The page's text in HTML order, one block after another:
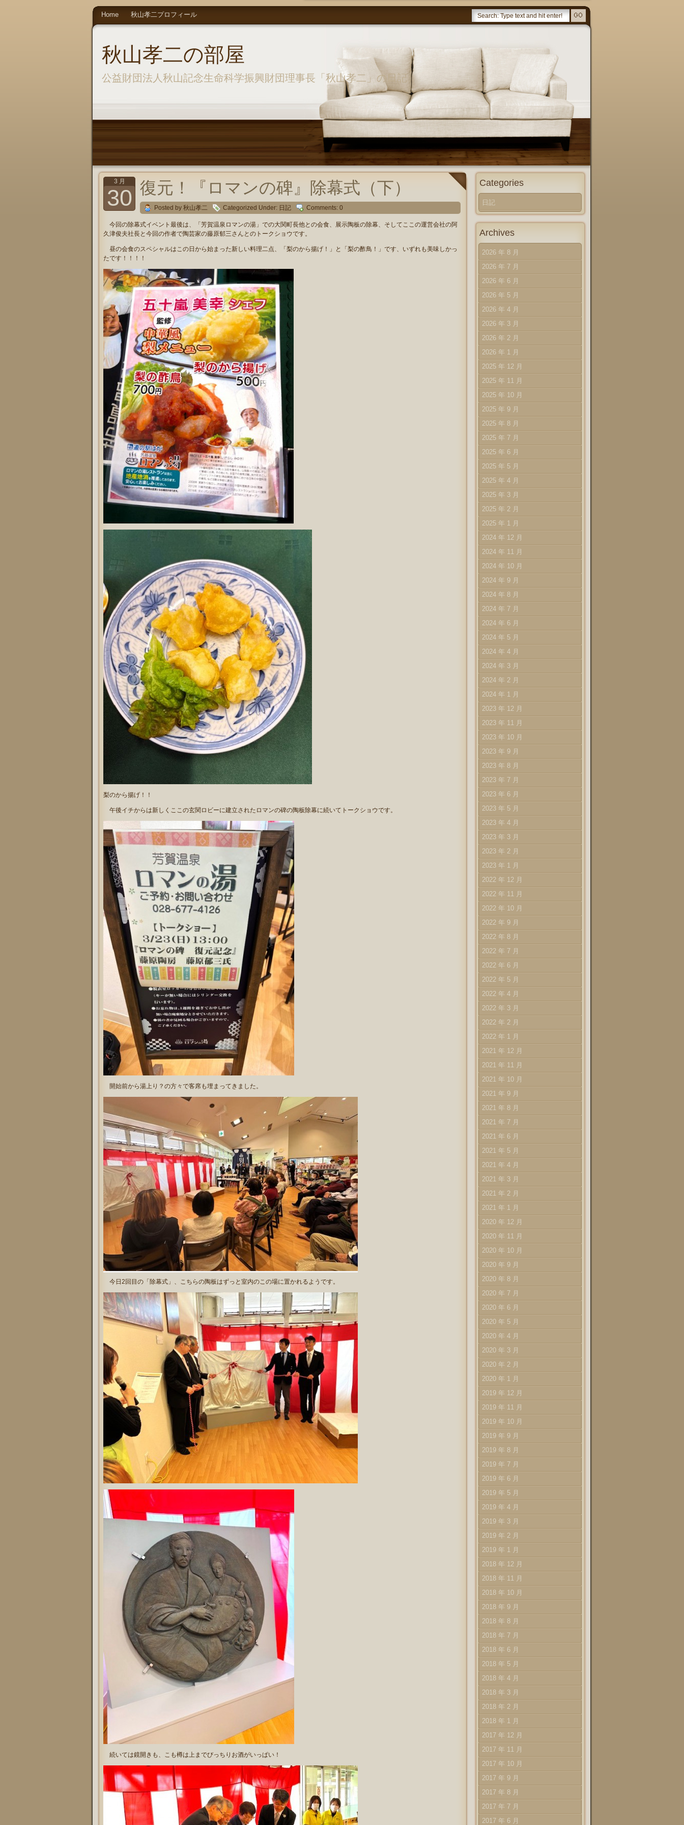
秋山孝二の部屋
公益財団法人秋山記念生命科学振興財団理事長「秋山孝二」の日記
Home 秋山孝二プロフィール
3 月
30 復元！『ロマンの碑』除幕式（下）
Posted by 秋山孝二 Categorized Under: 日記 Comments: 0
今回の除幕式イベント最後は、「芳賀温泉ロマンの湯」での大関町長他との会食、展示陶板の除幕、そしてここの運営会社の阿
久津俊夫社長と今回の作者で陶芸家の藤原郁三さんとのトークショウです。
昼の会食のスペシャルはこの日から始まった新しい料理二点、「梨のから揚げ！」と「梨の酢鳥！」です、いずれも美味しかっ
たです！！！！
梨のから揚げ！！
午後イチからは新しくここの玄関ロビーに建立されたロマンの碑の陶板除幕に続いてトークショウです。
開始前から湯上り？の方々で客席も埋まってきました。
今日2回目の「除幕式」、こちらの陶板はずっと室内のこの場に置かれるようです。
続いては鏡開きも、こも樽は上までびっちりお酒がいっぱい！
Categories
日記
Archives
2026 年 8 月
2026 年 7 月
2026 年 6 月
2026 年 5 月
2026 年 4 月
2026 年 3 月
2026 年 2 月
2026 年 1 月
2025 年 12 月
2025 年 11 月
2025 年 10 月
2025 年 9 月
2025 年 8 月
2025 年 7 月
2025 年 6 月
2025 年 5 月
2025 年 4 月
2025 年 3 月
2025 年 2 月
2025 年 1 月
2024 年 12 月
2024 年 11 月
2024 年 10 月
2024 年 9 月
2024 年 8 月
2024 年 7 月
2024 年 6 月
2024 年 5 月
2024 年 4 月
2024 年 3 月
2024 年 2 月
2024 年 1 月
2023 年 12 月
2023 年 11 月
2023 年 10 月
2023 年 9 月
2023 年 8 月
2023 年 7 月
2023 年 6 月
2023 年 5 月
2023 年 4 月
2023 年 3 月
2023 年 2 月
2023 年 1 月
2022 年 12 月
2022 年 11 月
2022 年 10 月
2022 年 9 月
2022 年 8 月
2022 年 7 月
2022 年 6 月
2022 年 5 月
2022 年 4 月
2022 年 3 月
2022 年 2 月
2022 年 1 月
2021 年 12 月
2021 年 11 月
2021 年 10 月
2021 年 9 月
2021 年 8 月
2021 年 7 月
2021 年 6 月
2021 年 5 月
2021 年 4 月
2021 年 3 月
2021 年 2 月
2021 年 1 月
2020 年 12 月
2020 年 11 月
2020 年 10 月
2020 年 9 月
2020 年 8 月
2020 年 7 月
2020 年 6 月
2020 年 5 月
2020 年 4 月
2020 年 3 月
2020 年 2 月
2020 年 1 月
2019 年 12 月
2019 年 11 月
2019 年 10 月
2019 年 9 月
2019 年 8 月
2019 年 7 月
2019 年 6 月
2019 年 5 月
2019 年 4 月
2019 年 3 月
2019 年 2 月
2019 年 1 月
2018 年 12 月
2018 年 11 月
2018 年 10 月
2018 年 9 月
2018 年 8 月
2018 年 7 月
2018 年 6 月
2018 年 5 月
2018 年 4 月
2018 年 3 月
2018 年 2 月
2018 年 1 月
2017 年 12 月
2017 年 11 月
2017 年 10 月
2017 年 9 月
2017 年 8 月
2017 年 7 月
2017 年 6 月